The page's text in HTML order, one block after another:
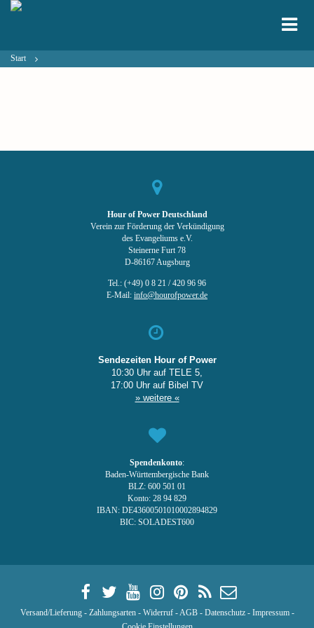
Start
Hour of Power Deutschland
Verein zur Förderung der Verkündigung
des Evangeliums e.V.
Steinerne Furt 78
D-86167 Augsburg
Tel.: (+49) 0 8 21 / 420 96 96
E-Mail: info@hourofpower.de
Sendezeiten Hour of Power
10:30 Uhr auf TELE 5,
17:00 Uhr auf Bibel TV
» weitere «
Spendenkonto:
Baden-Württembergische Bank
BLZ: 600 501 01
Konto: 28 94 829
IBAN: DE43600501010002894829
BIC: SOLADEST600
Versand/Lieferung- Zahlungsarten- Widerruf-AGB- Datenschutz- Impressum-